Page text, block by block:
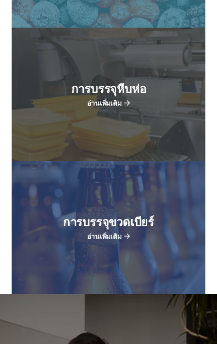
การบรรจุหีบห่อ
อ่านเพิ่มเติม
การบรรจุขวดเบียร์
อ่านเพิ่มเติม